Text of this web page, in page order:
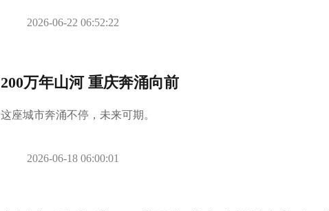
2026-06-22 06:52:22
200万年山河 重庆奔涌向前
这座城市奔涌不停，未来可期。
2026-06-18 06:00:01